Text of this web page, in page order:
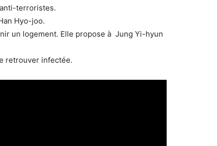
terroristes.
Hyo-joo.
un logement. Elle propose à Jung Yi-hyun
retrouver infectée.